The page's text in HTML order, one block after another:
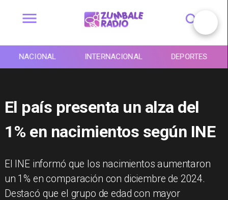
NACIONAL INTERNACIONAL DEPORTES
El país presenta un alza del
1% en nacimientos según INE
El INE informó que los nacimientos aumentaron
un 1% en comparación con diciembre de 2024.
Destacó que el grupo de edad con mayor